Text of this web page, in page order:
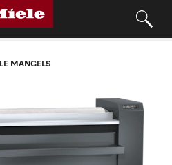
MANGELS